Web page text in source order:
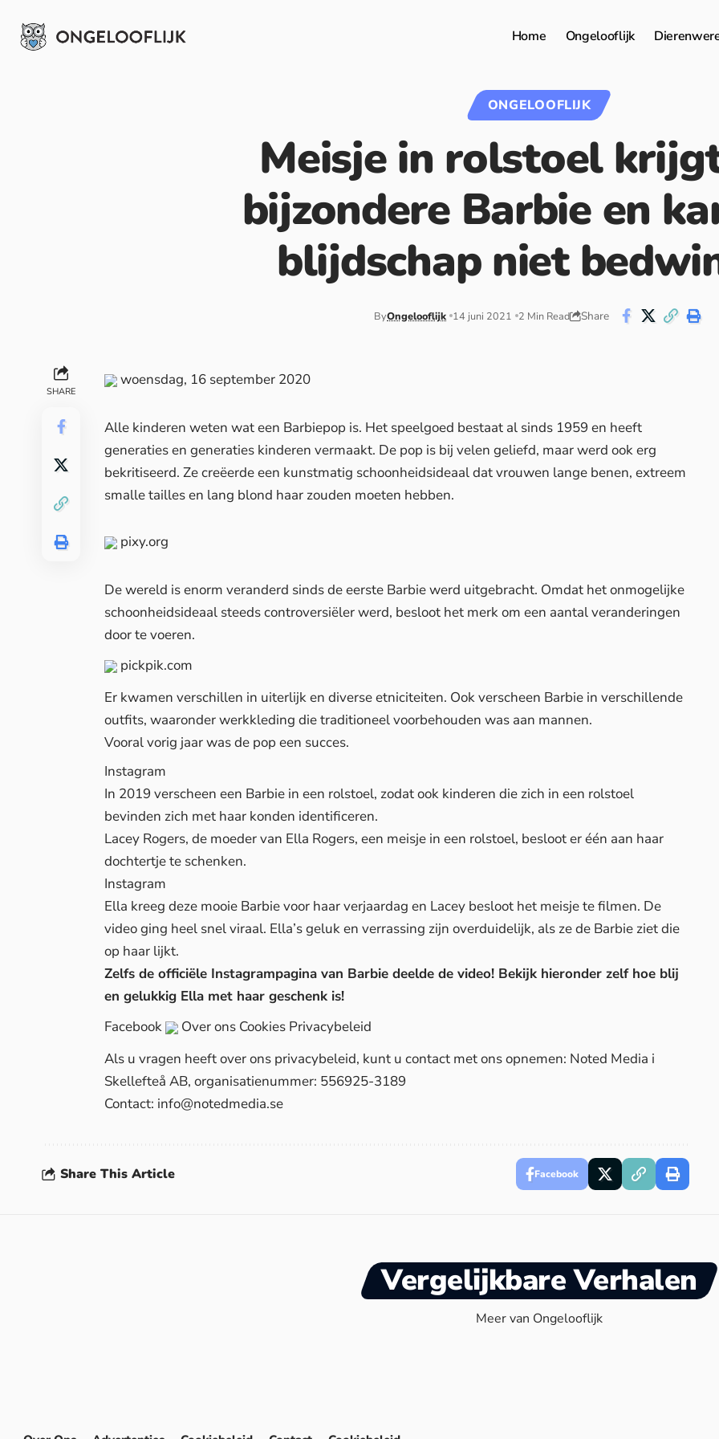
Home Ongelooflijk
ONGELOOFLIJK
Meisje in rolstoel
bijzondere Barbie en
blijdschap niet
ByOngelooflijk 14 juni 2021 2 Min Read Share
SHARE
woensdag, 16 september 2020
Alle kinderen weten wat een Barbiepop is. Het speelgoed bestaat al sinds 1959 en heeft
generaties en generaties kinderen vermaakt. De pop is bij velen geliefd, maar werd ook erg
bekritiseerd. Ze creëerde een kunstmatig schoonheidsideaal dat vrouwen lange benen, extreem
smalle tailles en lang blond haar zouden moeten hebben.
pixy.org
De wereld is enorm veranderd sinds de eerste Barbie werd uitgebracht. Omdat het onmogelijke
schoonheidsideaal steeds controversiëler werd, besloot het merk om een aantal veranderingen
door te voeren.
pickpik.com
Er kwamen verschillen in uiterlijk en diverse etniciteiten. Ook verscheen Barbie in verschillende
outfits, waaronder werkkleding die traditioneel voorbehouden was aan mannen.
Vooral vorig jaar was de pop een succes.
Instagram
In 2019 verscheen een Barbie in een rolstoel, zodat ook kinderen die zich in een rolstoel
bevinden zich met haar konden identificeren.
Lacey Rogers, de moeder van Ella Rogers, een meisje in een rolstoel, besloot er één aan haar
dochtertje te schenken.
Instagram
Ella kreeg deze mooie Barbie voor haar verjaardag en Lacey besloot het meisje te filmen. De
video ging heel snel viraal. Ella’s geluk en verrassing zijn overduidelijk, als ze de Barbie ziet die
op haar lijkt.
Zelfs de officiële Instagrampagina van Barbie deelde de video! Bekijk hieronder zelf hoe blij
en gelukkig Ella met haar geschenk is!
Facebook
Over ons Cookies Privacybeleid
Als u vragen heeft over ons privacybeleid, kunt u contact met ons opnemen: Noted Media i
Skellefteå AB, organisatienummer: 556925-3189
Contact: info@notedmedia.se
Share This Article Facebook
Vergelijkbare Verhalen
Meer van Ongelooflijk